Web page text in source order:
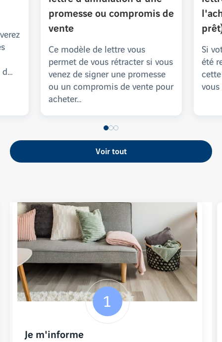
d…
promesse ou compromis de
vente
Ce modèle de lettre vous
permet de vous rétracter si vous
venez de signer une promesse
ou un compromis de vente pour
acheter…
Si
été
Voir tout
Je m'informe